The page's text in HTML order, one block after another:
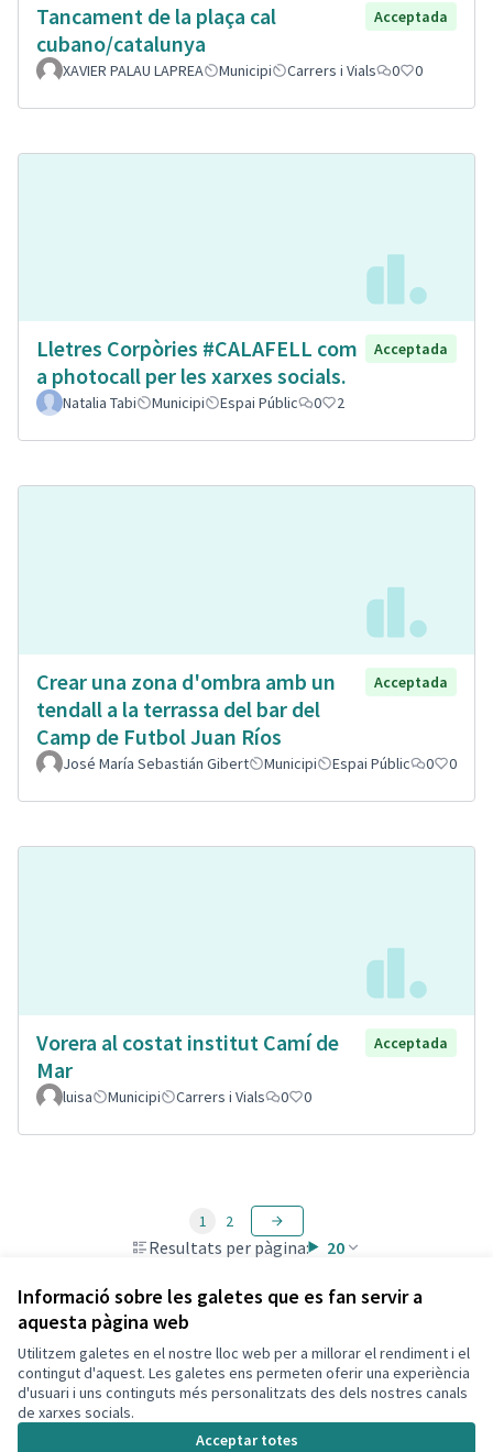
Informació sobre les galetes que es fan servir a
aquesta pàgina web
Utilitzem galetes en el nostre lloc web per a millorar el rendiment i el
contingut d'aquest. Les galetes ens permeten oferir una experiència
d'usuari i uns continguts més personalitzats des dels nostres canals
de xarxes socials.
Acceptar totes
Tancament de la plaça cal
cubano/catalunya
Acceptada
XAVIER PALAU LAPREA Municipi Carrers i Vials 0 0
Lletres Corpòries #CALAFELL com
a photocall per les xarxes socials.
Acceptada
Natalia Tabi Municipi Espai Públic 0 2
Crear una zona d'ombra amb un
tendall a la terrassa del bar del
Camp de Futbol Juan Ríos
Acceptada
José María Sebastián Gibert Municipi Espai Públic 0 0
Vorera al costat institut Camí de
Mar
Acceptada
luisa Municipi Carrers i Vials 0 0
Resultats per pàgina: 20
1 2
Termes i condicions d'ús
Configuració de les galetes
Decidim Calafell a X
(Enllaç extern)
Decidim Calafell a Facebook
Decidim Calafell a YouTube
Decidim Calafell a GitHub
(Enllaç extern)